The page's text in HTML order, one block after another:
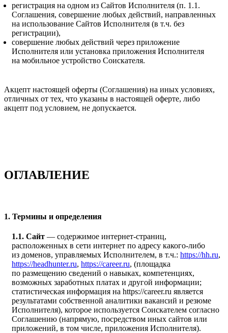
регистрация на одном из Сайтов Исполнителя (п. 1.1.
Соглашения, совершение любых действий, направленных
на использование Сайтов Исполнителя (в т.ч. без
регистрации),
совершение любых действий через приложение
Исполнителя или установка приложения Исполнителя
на мобильное устройство Соискателя.
Акцепт настоящей оферты (Соглашения) на иных условиях,
отличных от тех, что указаны в настоящей оферте, либо
акцепт под условием, не допускается.
ОГЛАВЛЕНИЕ
1. Термины и определения
1.1. Сайт — содержимое интернет-страниц,
расположенных в сети интернет по адресу какого-либо
из доменов, управляемых Исполнителем, в т.ч.: https://hh.ru,
https://headhunter.ru, https://career.ru, (площадка
по размещению сведений о навыках, компетенциях,
возможных заработных платах и другой информации;
статистическая информация на https://career.ru является
результатами собственной аналитики вакансий и резюме
Исполнителя), которое используется Соискателем согласно
Соглашению (напрямую, посредством иных сайтов или
приложений, в том числе, приложения Исполнителя).